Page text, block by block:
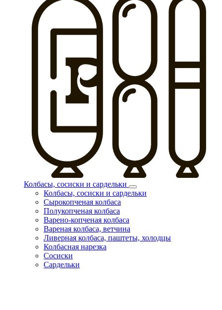
Колбасы, сосиски и сардельки
Колбасы, сосиски и сардельки
Сырокопченая колбаса
Полукопченая колбаса
Варено-копченая колбаса
Вареная колбаса, ветчина
Ливерная колбаса, паштеты, холодцы
Колбасная нарезка
Сосиски
Сардельки